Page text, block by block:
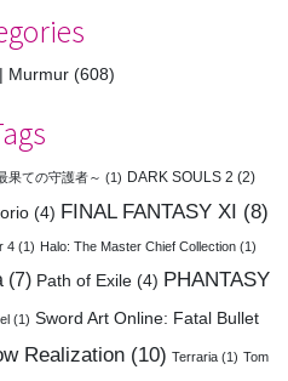
Murmur (608)
果ての守護者～ (1) DARK SOULS 2 (2)
(4) FINAL FANTASY XI (8)
4(1) Halo: The Master Chief Collection(1)
(7) Path of Exile (4) PHANTASY
(1) Sword Art Online: Fatal Bullet
Realization(10) Terraria(1) Tom